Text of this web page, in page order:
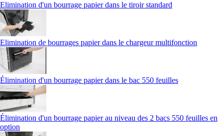
Elimination d'un bourrage papier dans le tiroir standard
Elimination de bourrages papier dans le chargeur multifonction
Élimination d'un bourrage papier dans le bac 550 feuilles
Élimination d'un bourrage papier au niveau des 2 bacs 550 feuilles en
option